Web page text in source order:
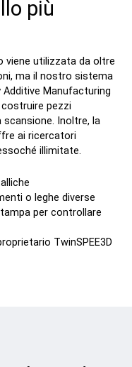
più
viene utilizzata da oltre
ma il nostro sistema
Additive Manufacturing
pezzi
scansione. Inoltre, la
ai ricercatori
illimitate.
o leghe diverse
per controllare
TwinSPEE3D